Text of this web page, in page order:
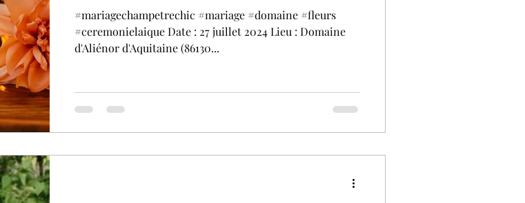
#mariagechampetrechic #mariage #domaine #fleurs
#ceremonielaique Date : 27 juillet 2024 Lieu : Domaine
d'Aliénor d'Aquitaine (86130...